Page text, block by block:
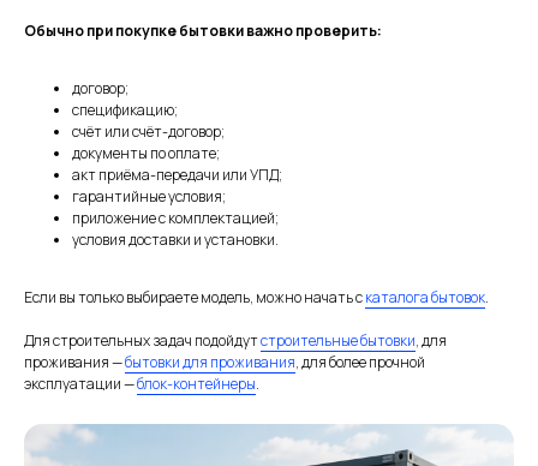
Обычно при покупке бытовки важно проверить:
договор;
спецификацию;
счёт или счёт-договор;
документы по оплате;
акт приёма-передачи или УПД;
гарантийные условия;
приложение с комплектацией;
условия доставки и установки.
Если вы только выбираете модель, можно начать скаталога бытовок.
Для строительных задач подойдутстроительные бытовки, для
проживания —бытовки для проживания, для более прочной
эксплуатации —блок-контейнеры.